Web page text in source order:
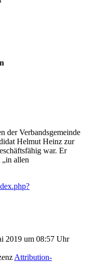
der Verbandsgemeinde
Helmut Heinz zur
war. Er
allen
2019 um 08:57 Uhr
Attribution-